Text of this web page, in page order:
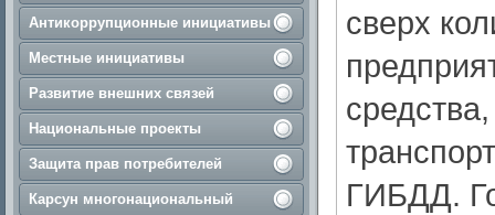
Антикоррупционные инициативы
Местные инициативы
Развитие внешних связей
Национальные проекты
Защита прав потребителей
Карсун многонациональный
сверх
ГИБДД.